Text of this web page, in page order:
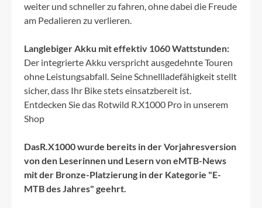
weiter und schneller zu fahren, ohne dabei die Freude
am Pedalieren zu verlieren.
Langlebiger Akku mit effektiv 1060 Wattstunden:
Der integrierte Akku verspricht ausgedehnte Touren
ohne Leistungsabfall. Seine Schnellladefähigkeit stellt
sicher, dass Ihr Bike stets einsatzbereit ist.
Entdecken Sie das Rotwild R.X1000 Pro in unserem
Shop
DasR.X1000 wurde bereits in der Vorjahresversion
von den Leserinnen und Lesern von eMTB-News
mit der Bronze-Platzierung in der Kategorie "E-
MTB des Jahres" geehrt.